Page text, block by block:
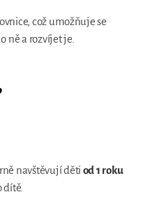
což umožňuje se
ně a rozvíjet je.
navštěvují děti od 1 roku
dítě.